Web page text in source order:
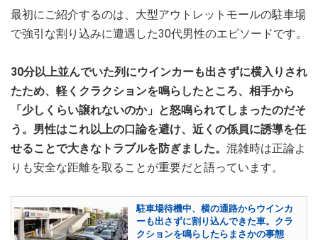
最初にご紹介するのは、大型アウトレットモールの駐車場
で強引な割り込みに遭遇した30代男性のエピソードです。
30分以上並んでいた列にウインカーも出さずに横入りされ
たため、軽くクラクションを鳴らしたところ、相手から
「少しくらい譲れないのか」と怒鳴られてしまったのだそ
う。男性はこれ以上の口論を避け、近くの係員に誘導を任
せることで大きなトラブルを防ぎました。 混雑時は正論よ
りも安全な距離を取ることが重要だと語っています。
駐車場待機中、横の通路からウインカ
ーも出さずに割り込んできた車。クラ
クションを鳴らしたらまさかの事態